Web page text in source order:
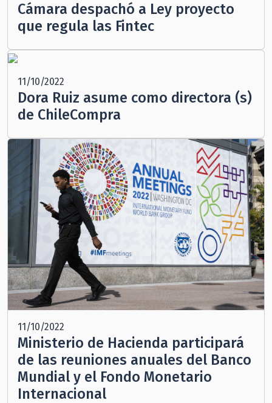
Cámara despachó a Ley proyecto
que regula las Fintec
11/10/2022
Dora Ruiz asume como directora (s)
de ChileCompra
11/10/2022
Ministerio de Hacienda participará
de las reuniones anuales del Banco
Mundial y el Fondo Monetario
Internacional